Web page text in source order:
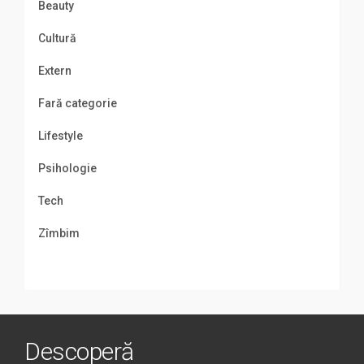
Beauty
Cultură
Extern
Fară categorie
Lifestyle
Psihologie
Tech
Zîmbim
Descoperă